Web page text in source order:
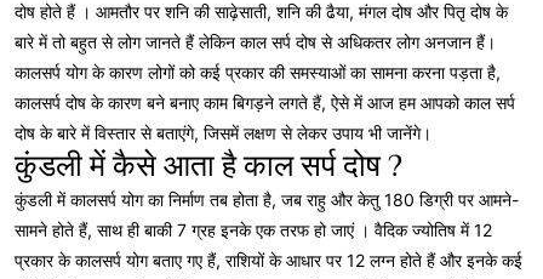
दोष होते हैं । आमतौर पर शनि की साढ़ेसाती, शनि की ढैया, मंगल दोष और पितृ दोष के
बारे में तो बहुत से लोग जानते हैं लेकिन काल सर्प दोष से अधिकतर लोग अनजान हैं।
कालसर्प योग के कारण लोगों को कई प्रकार की समस्याओं का सामना करना पड़ता है,
कालसर्प दोष के कारण बने बनाए काम बिगड़ने लगते हैं, ऐसे में आज हम आपको काल सर्प
दोष के बारे में विस्तार से बताएंगे, जिसमें लक्षण से लेकर उपाय भी जानेंगे।
कुंडली में कैसे आता है काल सर्प दोष ?
कुंडली में कालसर्प योग का निर्माण तब होता है, जब राहु और केतु 180 डिग्री पर आमने-
सामने होते हैं, साथ ही बाकी 7 ग्रह इनके एक तरफ हो जाएं । वैदिक ज्योतिष में 12
प्रकार के कालसर्प योग बताए गए हैं, राशियों के आधार पर 12 लग्न होते हैं और इनके कई